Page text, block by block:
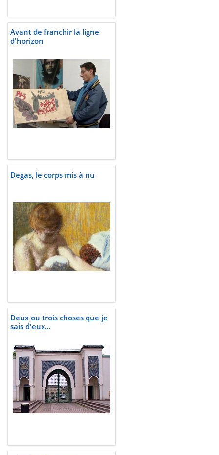
Avant de franchir la ligne
d'horizon
Degas, le corps mis à nu
Deux ou trois choses que je
sais d'eux...